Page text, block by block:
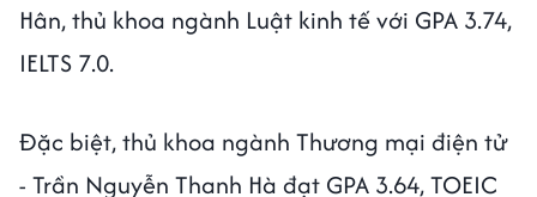
Hân, thủ khoa ngành Luật kinh tế với GPA 3.74,
IELTS 7.0.
Đặc biệt, thủ khoa ngành Thương mại điện tử
- Trần Nguyễn Thanh Hà đạt GPA 3.64, TOEIC